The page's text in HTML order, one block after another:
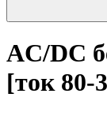
AC/DC
[ток 80-